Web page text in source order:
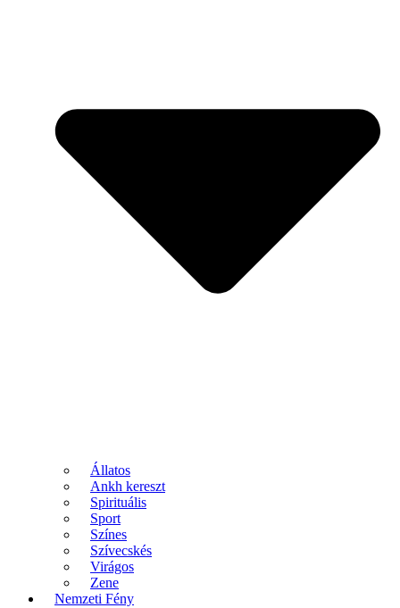
Állatos
Ankh kereszt
Spirituális
Sport
Színes
Szívecskés
Virágos
Zene
Nemzeti Fény